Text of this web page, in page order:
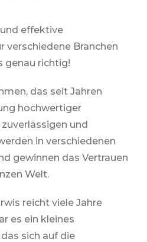
effektive
verschiedene Branchen
genau richtig!
das seit Jahren
hochwertiger
und
in verschiedenen
gewinnen das Vertrauen
Welt.
reicht viele Jahre
es ein kleines
sich auf die